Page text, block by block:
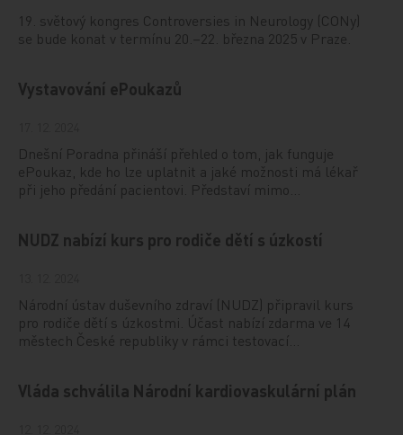
19. světový kongres Controversies in Neurology (CONy)
se bude konat v termínu 20.–22. března 2025 v Praze.
Vystavování ePoukazů
Dnešní Poradna přináší přehled o tom, jak funguje
ePoukaz, kde ho lze uplatnit a jaké možnosti má lékař
při jeho předání pacientovi. Představí mimo…
NUDZ nabízí kurs pro rodiče dětí s úzkostí
Národní ústav duševního zdraví (NUDZ) připravil kurs
pro rodiče dětí s úzkostmi. Účast nabízí zdarma ve 14
městech České republiky v rámci testovací…
Vláda schválila Národní kardiovaskulární plán